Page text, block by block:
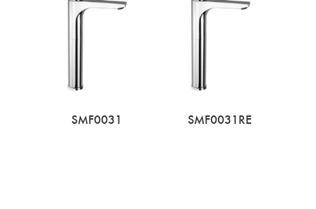
SMF0031 SMF0031RE